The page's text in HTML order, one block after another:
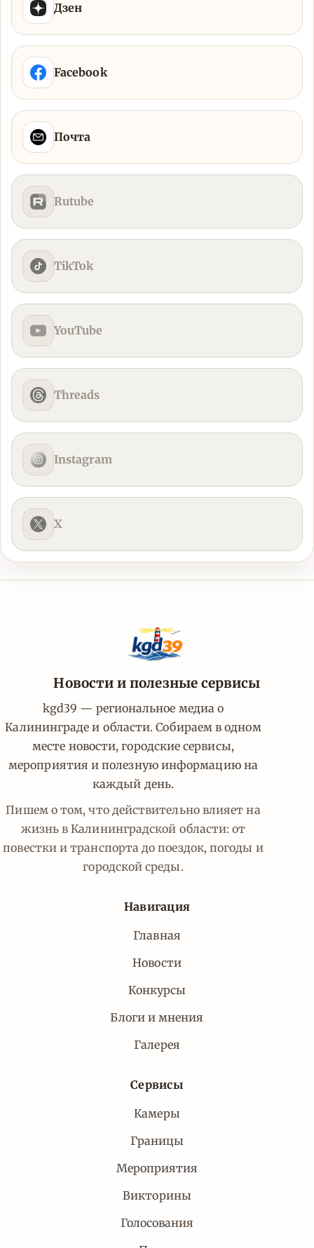
Дзен
Facebook
Почта
Rutube
TikTok
YouTube
Threads
Instagram
X
Новости и полезные сервисы
kgd39 — региональное медиа о
Калининграде и области. Собираем в одном
месте новости, городские сервисы,
мероприятия и полезную информацию на
каждый день.
Пишем о том, что действительно влияет на
жизнь в Калининградской области: от
повестки и транспорта до поездок, погоды и
городской среды.
Навигация
Главная
Новости
Конкурсы
Блоги и мнения
Галерея
Сервисы
Камеры
Границы
Мероприятия
Викторины
Голосования